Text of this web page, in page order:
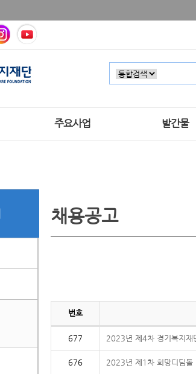
주요사업 발간물
채용공고
번호
677 2023년 제4차 경기복지재
676 2023년 제1차 희망디딤돌